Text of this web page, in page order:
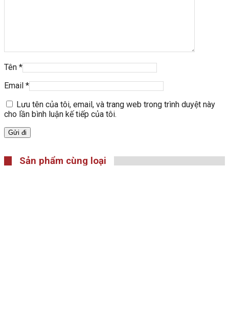
Tên *
Email *
Lưu tên của tôi, email, và trang web trong trình duyệt này
cho lần bình luận kế tiếp của tôi.
Sản phẩm cùng loại